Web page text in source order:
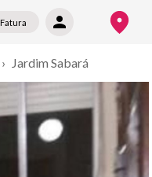
Fatura
› Jardim Sabará